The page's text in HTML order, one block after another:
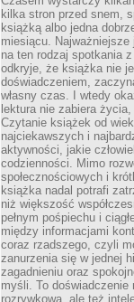
kilka stron przed snem,
książką albo jedna
miesiącu.
na ten rodzaj spotkania
odkryje, że książka nie
doświadczeniem,
własny czas. I wtedy
lektura nie zabiera życia,
Czytanie książek od
najciekawszych i
aktywności, jakie
codzienności. Mimo
społecznościowych i
książka nadal potrafi
niż większość
pełnym pośpiechu i
między informacjami
coraz rzadszego, czyli
zanurzenia się w jednej
zagadnieniu oraz
myśli. To
rozrywkową, ale też